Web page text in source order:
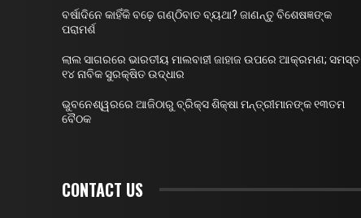
ବର୍ଷାଦିନେ କାହିଁକି ବଢ଼େ ଗଣ୍ଠିବାତ ବ୍ୟଥା? ଜାଣନ୍ତୁ ବିଶେଷଜ୍ଞଙ୍କ
ପରାମର୍ଶ
ଲାଲ ସାଗରରେ ଭାରତୀୟ ମାଲବାହୀ ଜାହାଜ ଉପରେ ଆକ୍ରମଣ; ସମସ୍ତ
୧୪ ନାବିକ ସୁରକ୍ଷିତ ଉଦ୍ଧାର
ଭୁବନେଶ୍ୱରରେ ଆଜିଠାରୁ ବ୍ରିକ୍ସ ଶିକ୍ଷା ମନ୍ତ୍ରୀମାନଙ୍କ ୧୩ତମ
ବୈଠକ
CONTACT US